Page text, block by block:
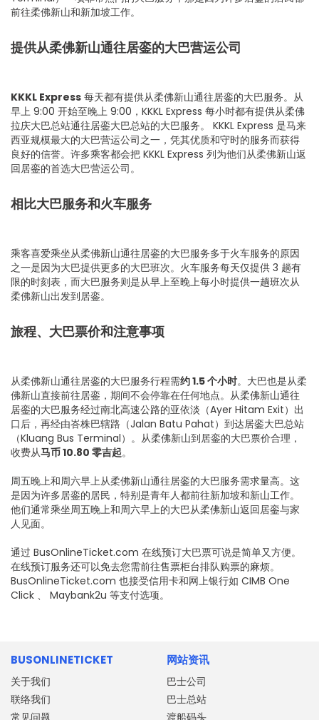
前往柔佛新山和新加坡工作。
提供从柔佛新山通往居銮的大巴营运公司
KKKL Express 每天都有提供从柔佛新山通往居銮的大巴服务。从
早上 9:00 开始至晚上 9:00，KKKL Express 每小时都有提供从柔佛
拉庆大巴总站通往居銮大巴总站的大巴服务。 KKKL Express 是马来
西亚规模最大的大巴营运公司之一，凭其优质和守时的服务而获得
良好的信誉。许多乘客都会把 KKKL Express 列为他们从柔佛新山返
回居銮的首选大巴营运公司。
相比大巴服务和火车服务
乘客喜爱乘坐从柔佛新山通往居銮的大巴服务多于火车服务的原因
之一是因为大巴提供更多的大巴班次。火车服务每天仅提供 3 趟有
限的时刻表，而大巴服务则是从早上至晚上每小时提供一趟班次从
柔佛新山出发到居銮。
旅程、大巴票价和注意事项
从柔佛新山通往居銮的大巴服务行程需约 1.5 个小时。大巴也是从柔
佛新山直接前往居銮，期间不会停靠在任何地点。从柔佛新山通往
居銮的大巴服务经过南北高速公路的亚依淡（Ayer Hitam Exit）出
口后，再经由峇株巴辖路（Jalan Batu Pahat）到达居銮大巴总站
（Kluang Bus Terminal）。从柔佛新山到居銮的大巴票价合理，
收费从马币 10.80 零吉起。
周五晚上和周六早上从柔佛新山通往居銮的大巴服务需求量高。这
是因为许多居銮的居民，特别是青年人都前往新加坡和新山工作。
他们通常乘坐周五晚上和周六早上的大巴从柔佛新山返回居銮与家
人见面。
通过 BusOnlineTicket.com 在线预订大巴票可说是简单又方便。
在线预订服务还可以免去您需前往售票柜台排队购票的麻烦。
BusOnlineTicket.com 也接受信用卡和网上银行如 CIMB One
Click 、 Maybank2u 等支付选项。
BUSONLINETICKET
关于我们
联络我们
网站资讯
巴士公司
巴士总站